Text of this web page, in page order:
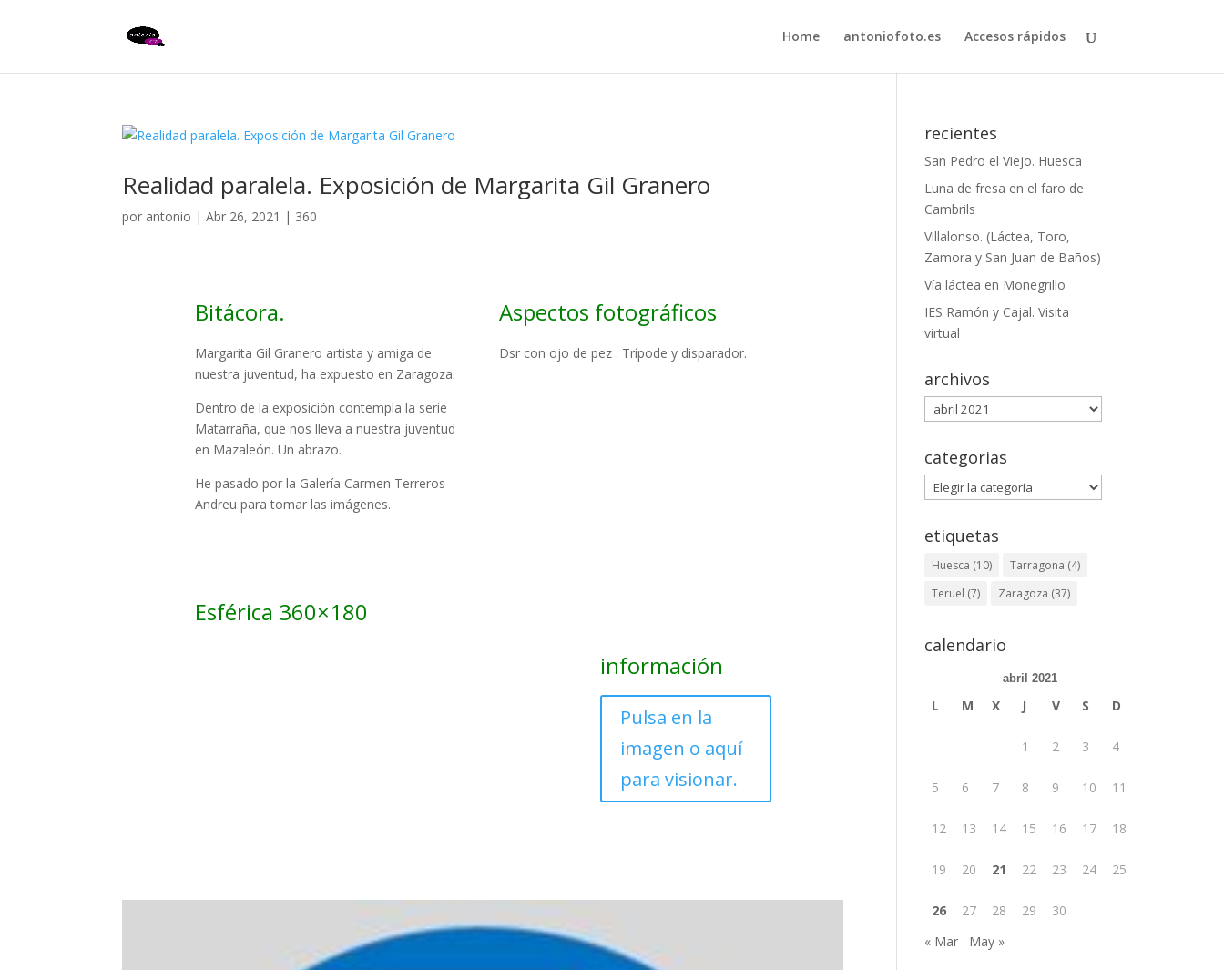
Home antoniofoto.es Accesos rápidos
Realidad paralela. Exposición de Margarita Gil Granero
por antonio |Abr 26, 2021 | 360
Bitácora.
Margarita Gil Granero artista y amiga de
nuestra juventud, ha expuesto en Zaragoza.
Dentro de la exposición contempla la serie
Matarraña, que nos lleva a nuestra juventud
en Mazaleón. Un abrazo.
He pasado por la Galería Carmen Terreros
Andreu para tomar las imágenes.
Aspectos fotográficos
Dsr con ojo de pez . Trípode y disparador.
Esférica 360×180
información
Pulsa en la
imagen o aquí
para visionar.
recientes
San Pedro el Viejo. Huesca
Luna de fresa en el faro de
Cambrils
Villalonso. (Láctea, Toro,
Zamora y San Juan de Baños)
Vía láctea en Monegrillo
IES Ramón y Cajal. Visita
virtual
archivos
archivos
categorias
categorias
etiquetas
Huesca (10) Tarragona (4)
Teruel (7) Zaragoza (37)
calendario
abril 2021
L M X J V S D
1 2 3 4
5 6 7 8 9 10 11
12 13 14 15 16 17 18
19 20 21 22 23 24 25
26 27 28 29
30
« Mar
May »